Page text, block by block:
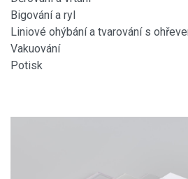
Bigování a ryl
Liniové ohýbání a tvarování s
Vakuování
Potisk